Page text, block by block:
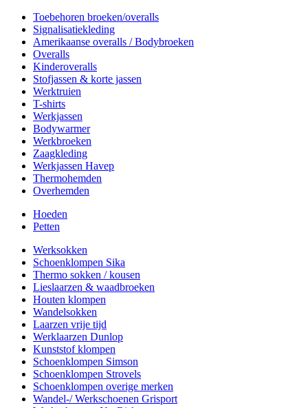
Toebehoren broeken/overalls
Signalisatiekleding
Amerikaanse overalls / Bodybroeken
Overalls
Kinderoveralls
Stofjassen & korte jassen
Werktruien
T-shirts
Werkjassen
Bodywarmer
Werkbroeken
Zaagkleding
Werkjassen Havep
Thermohemden
Overhemden
Hoeden
Petten
Werksokken
Schoenklompen Sika
Thermo sokken / kousen
Lieslaarzen & waadbroeken
Houten klompen
Wandelsokken
Laarzen vrije tijd
Werklaarzen Dunlop
Kunststof klompen
Schoenklompen Simson
Schoenklompen Strovels
Schoenklompen overige merken
Wandel-/ Werkschoenen Grisport